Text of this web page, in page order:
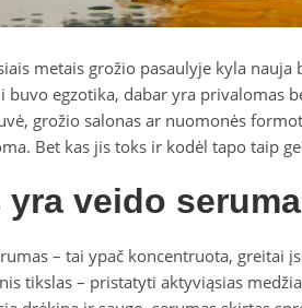
metais grožio pasaulyje kyla
buvo egzotika, dabar yra privalomas
grožio salonas ar nuomonės
Bet kas jis toks ir kodėl tapo taip
yra veido
– tai ypač koncentruota, greitai
tikslas – pristatyti aktyviąsias